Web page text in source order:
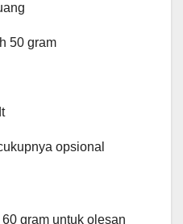
50 gram
opsional
gram untuk olesan